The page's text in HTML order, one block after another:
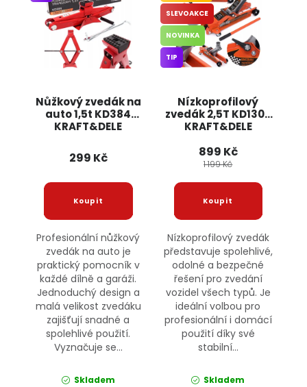
Nůžkový zvedák na
auto 1,5t KD384
KRAFT&DELE
299 Kč
Profesionální nůžkový
zvedák na auto je
praktický pomocník v
každé dílně a garáži.
Jednoduchý design a
malá velikost zvedáku
zajišťují snadné a
spolehlivé použití.
Vyznačuje se...
Skladem
Nízkoprofilový
zvedák 2,5T KD1306
KRAFT&DELE
SLEVOAKCE
NOVINKA
TIP
899 Kč
1 199 Kč
Nízkoprofilový zvedák
představuje spolehlivé,
odolné a bezpečné
řešení pro zvedání
vozidel všech typů. Je
ideální volbou pro
profesionální i domácí
použití díky své
stabilní...
Skladem